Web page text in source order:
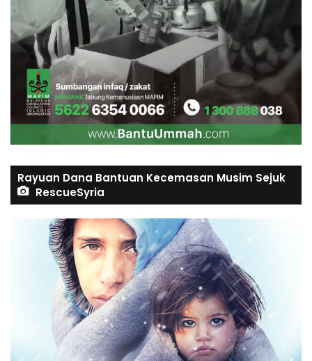
Rayuan Dana Bantuan Kecemasan Musim Sejuk
RescueSyria